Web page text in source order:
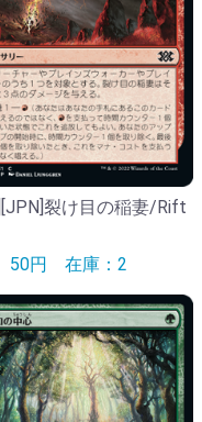
裂け目の稲妻/Rift
50円 在庫：2